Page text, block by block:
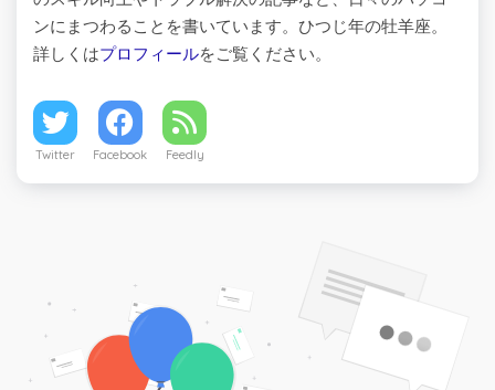
ンにまつわることを書いています。ひつじ年の牡羊座。
詳しくはプロフィールをご覧ください。
Twitter Facebook Feedly